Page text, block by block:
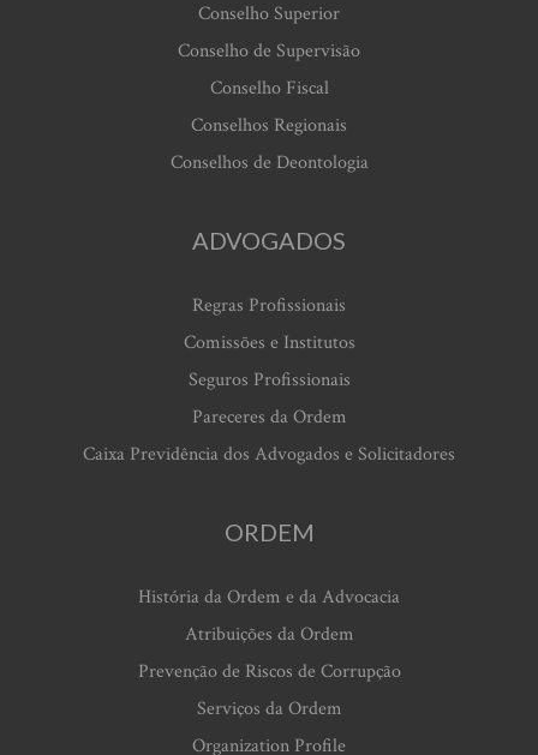
Conselho Superior
Conselho de Supervisão
Conselho Fiscal
Conselhos Regionais
Conselhos de Deontologia
ADVOGADOS
Regras Profissionais
Comissões e Institutos
Seguros Profissionais
Pareceres da Ordem
Caixa Previdência dos Advogados e Solicitadores
ORDEM
História da Ordem e da Advocacia
Atribuições da Ordem
Prevenção de Riscos de Corrupção
Serviços da Ordem
Organization Profile